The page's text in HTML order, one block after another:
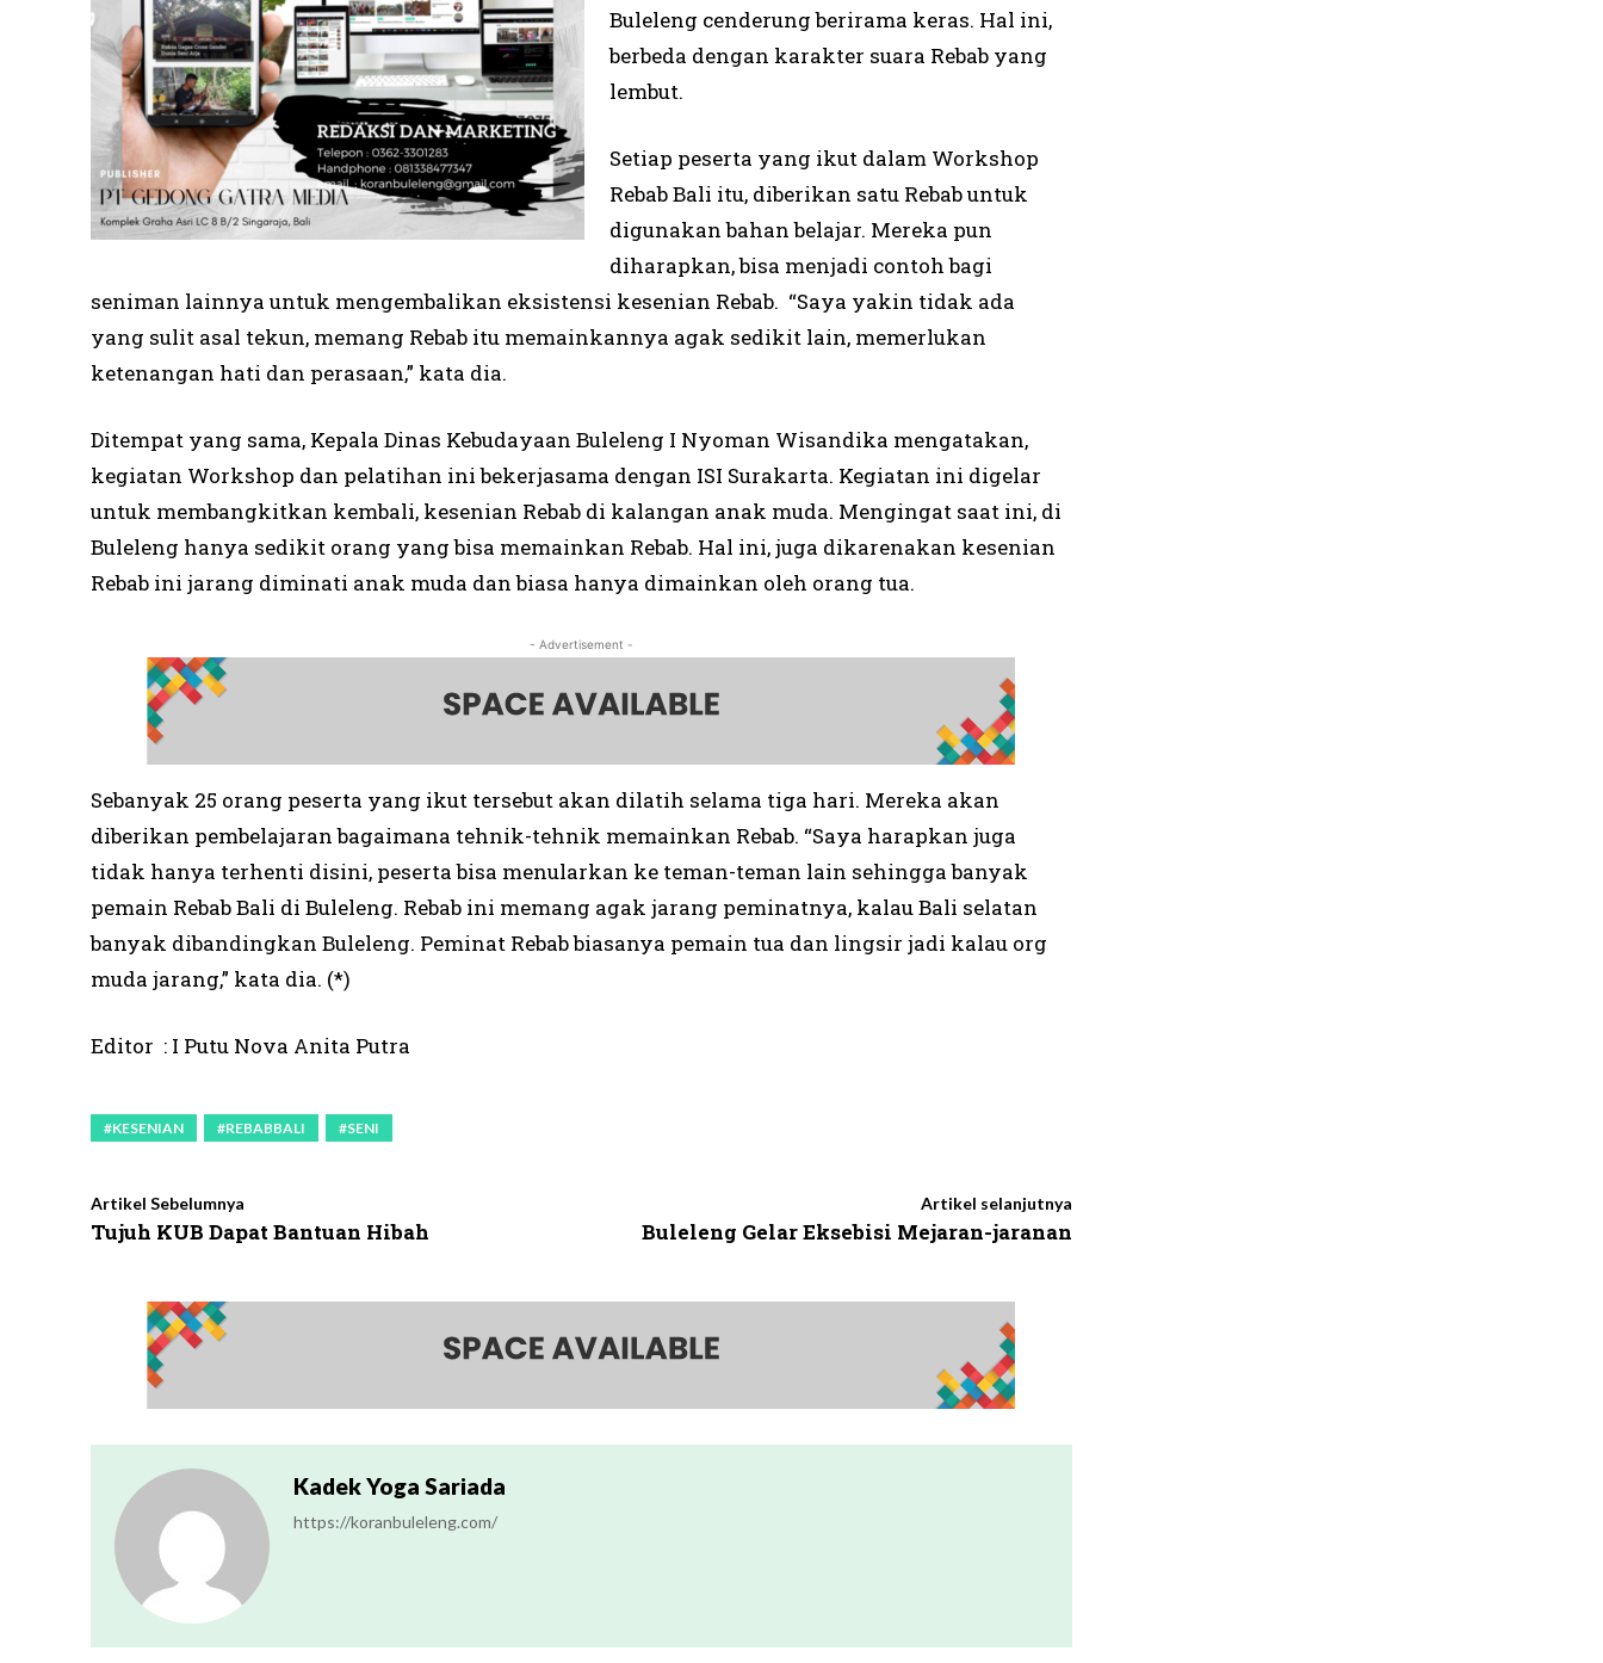
Buleleng cenderung berirama keras. Hal ini,
berbeda dengan karakter suara Rebab yang
lembut.
Setiap peserta yang ikut dalam Workshop
Rebab Bali itu, diberikan satu Rebab untuk
digunakan bahan belajar. Mereka pun
diharapkan, bisa menjadi contoh bagi
seniman lainnya untuk mengembalikan eksistensi kesenian Rebab. “Saya yakin tidak ada
yang sulit asal tekun, memang Rebab itu memainkannya agak sedikit lain, memerlukan
ketenangan hati dan perasaan,” kata dia.
Ditempat yang sama, Kepala Dinas Kebudayaan Buleleng I Nyoman Wisandika mengatakan,
kegiatan Workshop dan pelatihan ini bekerjasama dengan ISI Surakarta. Kegiatan ini digelar
untuk membangkitkan kembali, kesenian Rebab di kalangan anak muda. Mengingat saat ini, di
Buleleng hanya sedikit orang yang bisa memainkan Rebab. Hal ini, juga dikarenakan kesenian
Rebab ini jarang diminati anak muda dan biasa hanya dimainkan oleh orang tua.
- Advertisement -
Sebanyak 25 orang peserta yang ikut tersebut akan dilatih selama tiga hari. Mereka akan
diberikan pembelajaran bagaimana tehnik-tehnik memainkan Rebab. “Saya harapkan juga
tidak hanya terhenti disini, peserta bisa menularkan ke teman-teman lain sehingga banyak
pemain Rebab Bali di Buleleng. Rebab ini memang agak jarang peminatnya, kalau Bali selatan
banyak dibandingkan Buleleng. Peminat Rebab biasanya pemain tua dan lingsir jadi kalau org
muda jarang,” kata dia. (*)
Editor : I Putu Nova Anita Putra
#KESENIAN #REBABBALI #SENI
Artikel Sebelumnya
Tujuh KUB Dapat Bantuan Hibah
Artikel selanjutnya
Buleleng Gelar Eksebisi Mejaran-jaranan
Kadek Yoga Sariada
https://koranbuleleng.com/